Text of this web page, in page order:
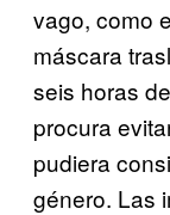
vago, como
máscara
seis horas
procura
pudiera
género. Las